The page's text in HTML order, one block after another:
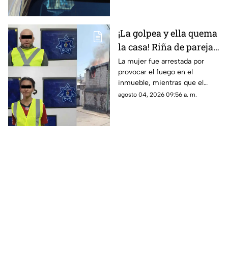
¡La golpea y ella quema
la casa! Riña de pareja
termina en incendio
total de vivienda en
Ciudad Juárez
La mujer fue arrestada por
provocar el fuego en el
inmueble, mientras que el
hombre fue detenido por
agosto 04, 2026 09:56 a. m.